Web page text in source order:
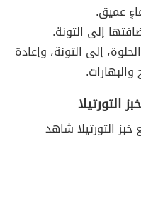
عميق.
إلى التونة.
إلى التونة، وإعادة
والبهارات.
التورتيلا
التورتيلا شاهد